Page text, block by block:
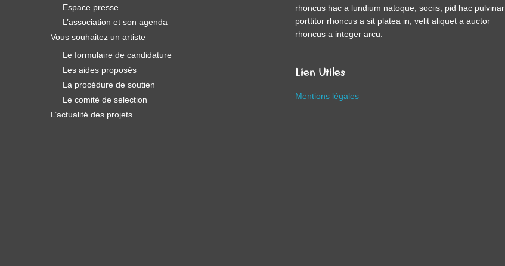
Espace presse
L’association et son agenda
Vous souhaitez un artiste
Le formulaire de candidature
Les aides proposés
La procédure de soutien
Le comité de selection
L’actualité des projets
rhoncus hac a lundium natoque, sociis, pid hac pulvinar
porttitor rhoncus a sit platea in, velit aliquet a auctor
rhoncus a integer arcu.
Lien Utiles
Mentions légales